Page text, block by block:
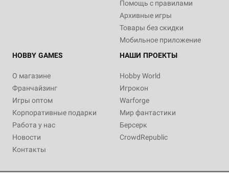
Помощь с правилами
Архивные игры
Товары без скидки
Мобильное приложение
HOBBY GAMES
О магазине
Франчайзинг
Игры оптом
Корпоративные подарки
Работа у нас
Новости
Контакты
НАШИ ПРОЕКТЫ
Hobby World
Игрокон
Warforge
Мир фантастики
Берсерк
CrowdRepublic